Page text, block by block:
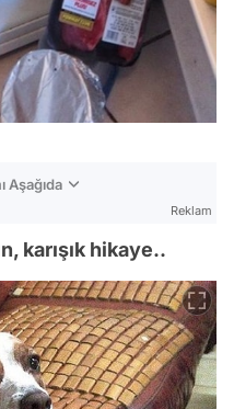
Aşağıda
Reklam
karışık hikaye..